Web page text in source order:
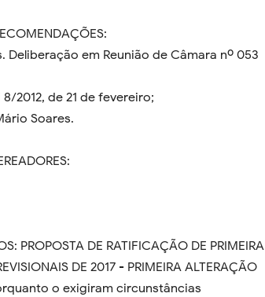
em Reunião de Câmara nº 053
2012, de 21 de fevereiro;
Soares.
PROPOSTA DE RATIFICAÇÃO DE PRIMEIRA
DE 2017 - PRIMEIRA ALTERAÇÃO
o exigiram circunstâncias